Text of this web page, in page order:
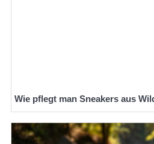
Wie pflegt man Sneakers aus